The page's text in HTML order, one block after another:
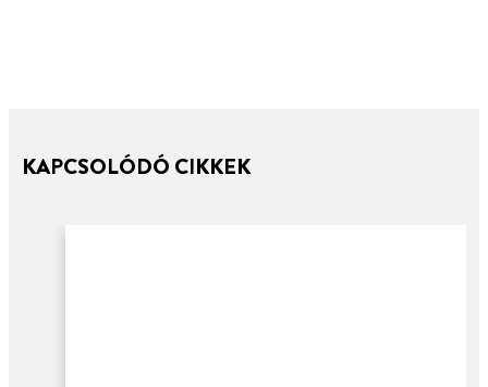
KAPCSOLÓDÓ CIKKEK